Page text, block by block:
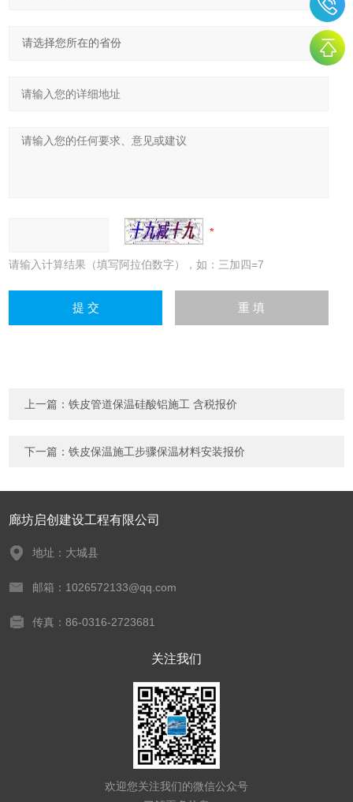
请输入计算结果（填写阿拉伯数字），如：三加四=7
上一篇：铁皮管道保温硅酸铝施工 含税报价
下一篇：铁皮保温施工步骤保温材料安装报价
廊坊启创建设工程有限公司
地址：大城县
邮箱：1026572133@qq.com
传真：86-0316-2723681
关注我们
欢迎您关注我们的微信公众号